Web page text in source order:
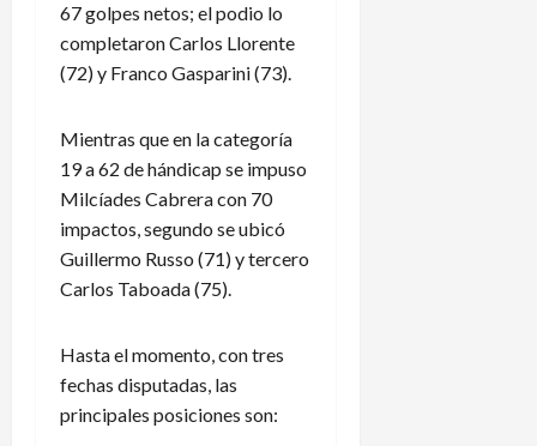
67 golpes netos; el podio lo
completaron Carlos Llorente
(72) y Franco Gasparini (73).
Mientras que en la categoría
19 a 62 de hándicap se impuso
Milcíades Cabrera con 70
impactos, segundo se ubicó
Guillermo Russo (71) y tercero
Carlos Taboada (75).
Hasta el momento, con tres
fechas disputadas, las
principales posiciones son: